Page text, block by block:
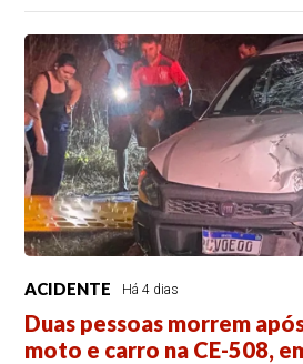
ACIDENTE Há 4 dias
Duas pessoas morrem
moto e carro na CE-508,